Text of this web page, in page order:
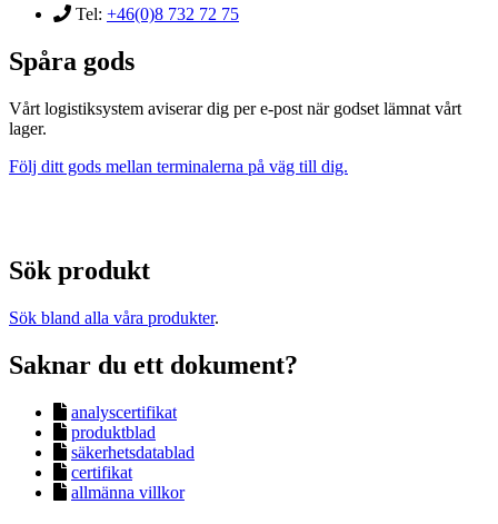
Tel: +46(0)8 732 72 75
Spåra gods
Vårt logistiksystem aviserar dig per e-post när godset lämnat vårt
lager.
Följ ditt gods mellan terminalerna på väg till dig.
Sök produkt
Sök bland alla våra produkter.
Saknar du ett dokument?
analyscertifikat
produktblad
säkerhetsdatablad
certifikat
allmänna villkor